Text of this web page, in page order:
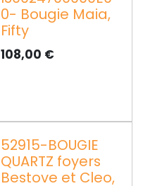
0- Bougie Maia,
Fifty
108,00 €
52915-BOUGIE
QUARTZ foyers
Bestove et Cleo,